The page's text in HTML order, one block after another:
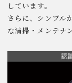
しています。
さらに、シンプル
な清掃・メンテナ